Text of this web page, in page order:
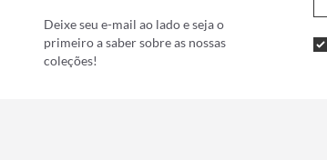
Deixe seu e-mail ao lado e seja o
primeiro a saber sobre as nossas
coleções!